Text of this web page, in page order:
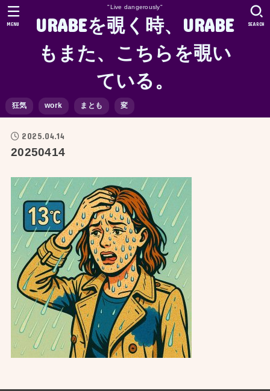
"Live dangerously"
URABEを覗く時、URABE
もまた、こちらを覗い
ている。
狂気 work まとも 変
SEARCH
MENU
2025.04.14
20250414